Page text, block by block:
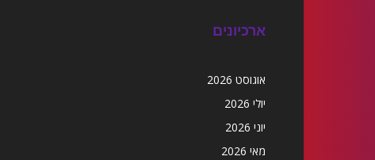
ארכיונים
אוגוסט 2026
יולי 2026
יוני 2026
מאי 2026